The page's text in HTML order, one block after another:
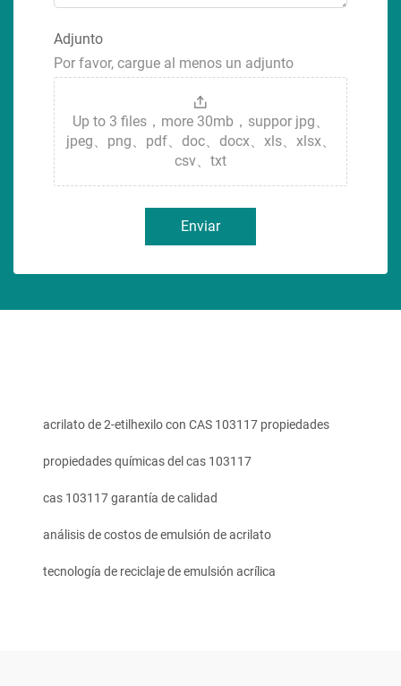
Adjunto
Por favor, cargue al menos un adjunto
Up to 3 files，more 30mb，suppor jpg、
jpeg、png、pdf、doc、docx、xls、xlsx、
csv、txt
Enviar
acrilato de 2-etilhexilo con CAS 103117 propiedades
propiedades químicas del cas 103117
cas 103117 garantía de calidad
análisis de costos de emulsión de acrilato
tecnología de reciclaje de emulsión acrílica